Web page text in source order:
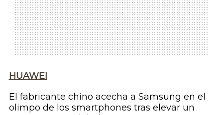
HUAWEI
El fabricante chino acecha a Samsung en el
olimpo de los smartphones tras elevar un